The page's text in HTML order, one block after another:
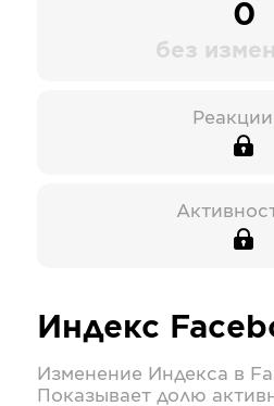
0
без
Реакции
Индекс
Изменение Индекса в
Показывает долю